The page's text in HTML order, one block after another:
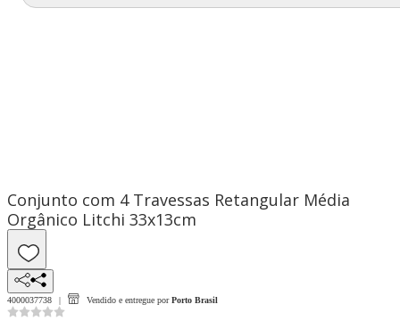
Conjunto com 4 Travessas Retangular Média
Orgânico Litchi 33x13cm
4000037738 Vendido e entregue por Porto Brasil